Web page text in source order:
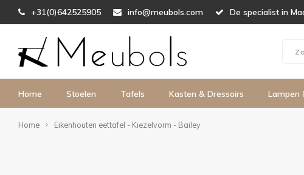
+31(0)642525905 info@meubols.com De specialist in
Home Stoelen Tafels Kasten & Dressoirs Lampen
Home Eikenhouten eettafel - Kiezelvorm - Bailey